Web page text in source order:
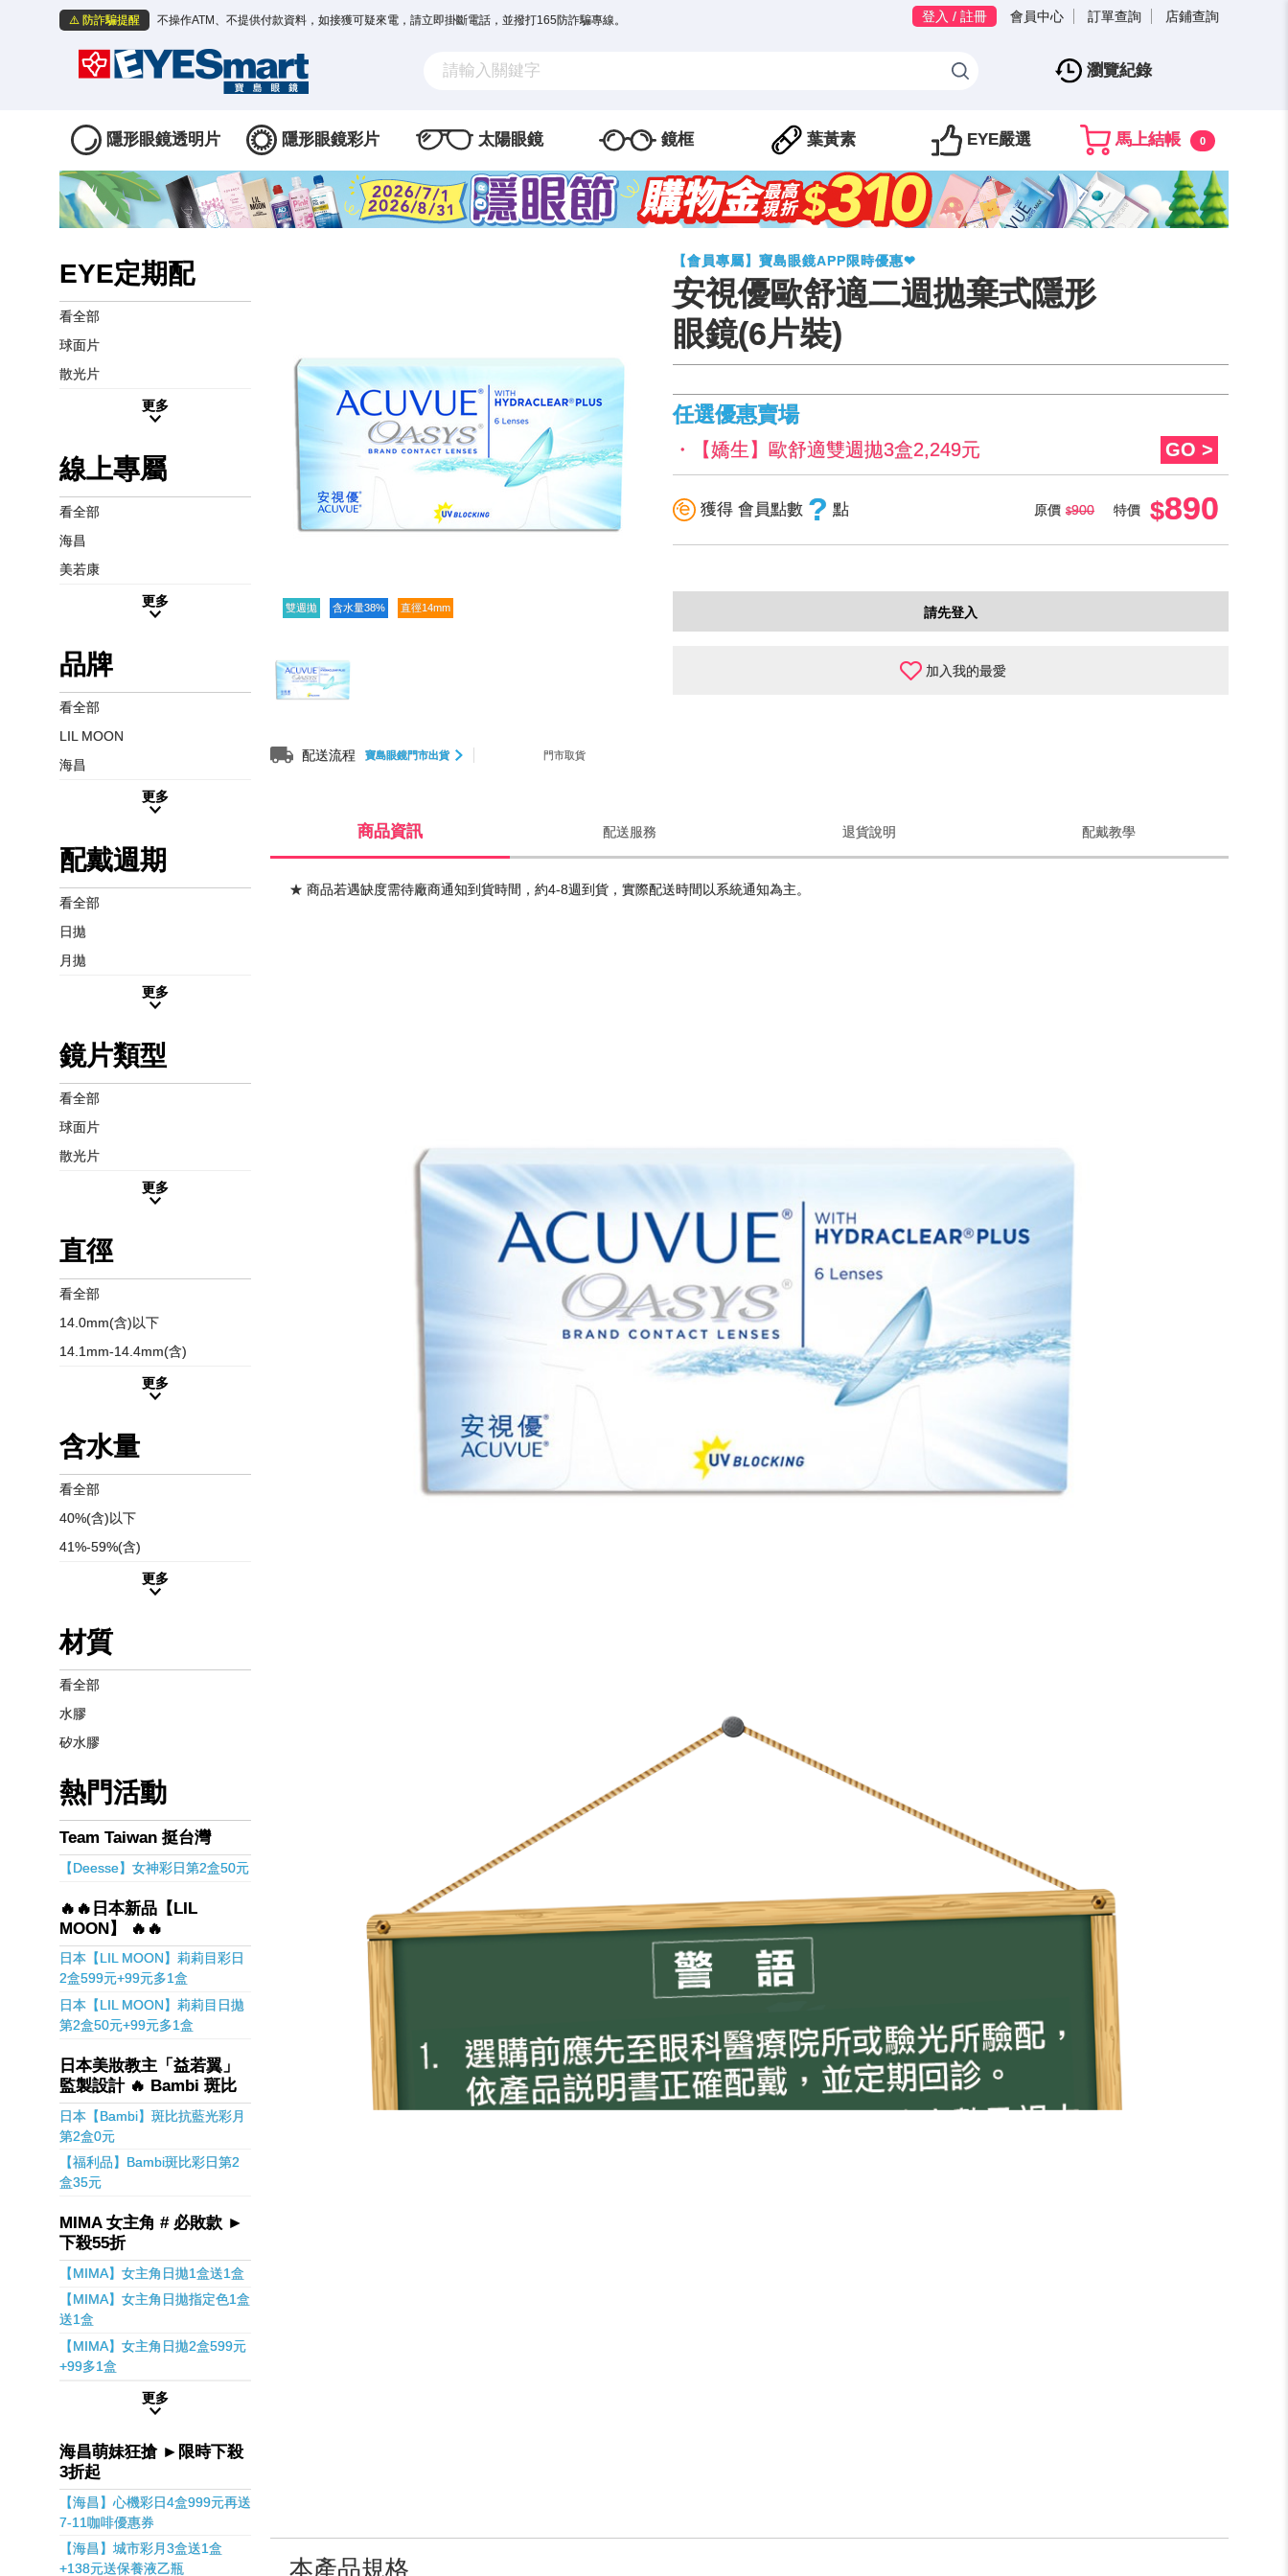
⚠️ 防詐騙提醒 不操作ATM、不提供付款資料，如接獲可疑來電，請立即掛斷電話，並撥打165防詐騙專線。 登入 / 註冊 會員中心 訂單查詢 店鋪查詢
瀏覽紀錄
隱形眼鏡透明片 隱形眼鏡彩片 太陽眼鏡 鏡框 葉黃素 EYE嚴選 馬上結帳 0
EYE定期配
看全部
球面片
散光片
更多
線上專屬
看全部
海昌
美若康
更多
品牌
看全部
LIL MOON
海昌
更多
配戴週期
看全部
日拋
月拋
更多
鏡片類型
看全部
球面片
散光片
更多
直徑
看全部
14.0mm(含)以下
14.1mm-14.4mm(含)
更多
含水量
看全部
40%(含)以下
41%-59%(含)
更多
材質
看全部
水膠
矽水膠
熱門活動
Team Taiwan 挺台灣
【Deesse】女神彩日第2盒50元
🔥🔥日本新品【LIL
MOON】 🔥🔥
日本【LIL MOON】莉莉目彩日
2盒599元+99元多1盒
日本【LIL MOON】莉莉目日拋
第2盒50元+99元多1盒
日本美妝教主「益若翼」
監製設計 🔥 Bambi 斑比
日本【Bambi】斑比抗藍光彩月
第2盒0元
【福利品】Bambi斑比彩日第2
盒35元
MIMA 女主角 # 必敗款 ►
下殺55折
【MIMA】女主角日拋1盒送1盒
【MIMA】女主角日拋指定色1盒
送1盒
【MIMA】女主角日拋2盒599元
+99多1盒
更多
海昌萌妹狂搶 ►限時下殺
3折起
【海昌】心機彩日4盒999元再送
7-11咖啡優惠券
【海昌】城市彩月3盒送1盒
+138元送保養液乙瓶
雙週拋 含水量38% 直徑14mm
配送流程 寶島眼鏡門市出貨 門市取貨
【會員專屬】寶島眼鏡APP限時優惠❤
安視優歐舒適二週拋棄式隱形
眼鏡(6片裝)
任選優惠賣場
・【嬌生】歐舒適雙週拋3盒2,249元 GO >
獲得 會員點數 ? 點 原價 900 特價 890
請先登入
加入我的最愛
商品資訊 配送服務 退貨說明 配戴教學
★ 商品若遇缺度需待廠商通知到貨時間，約4-8週到貨，實際配送時間以系統通知為主。
本產品規格